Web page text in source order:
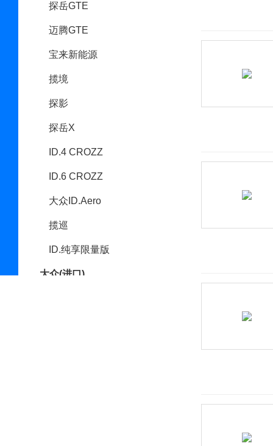
探岳GTE
迈腾GTE
宝来新能源
揽境
探影
探岳X
ID.4 CROZZ
ID.6 CROZZ
大众ID.Aero
揽巡
ID.纯享限量版
大众(进口)